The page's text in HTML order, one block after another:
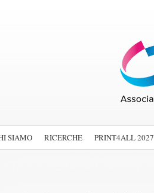
SIAMO RICERCHE PRINT4ALL 2027